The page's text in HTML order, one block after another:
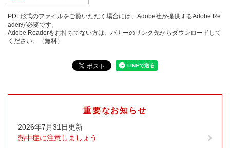
PDF形式のファイルをご覧いただく場合には、Adobe社が提供するAdobe Re
aderが必要です。
Adobe Readerをお持ちでない方は、バナーのリンク先からダウンロードして
ください。（無料）
重要なお知らせ
2026年7月31日更新
熱中症に注意しましょう